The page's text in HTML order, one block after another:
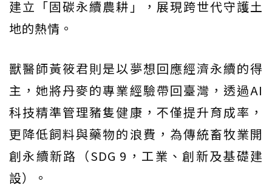
建立「固碳永續農耕」，展現跨世代守護土
地的熱情。
獸醫師黃筱君則是以夢想回應經濟永續的得
主，她將丹麥的專業經驗帶回臺灣，透過AI
科技精準管理豬隻健康，不僅提升育成率，
更降低飼料與藥物的浪費，為傳統畜牧業開
創永續新路（SDG 9，工業、創新及基礎建
設）。